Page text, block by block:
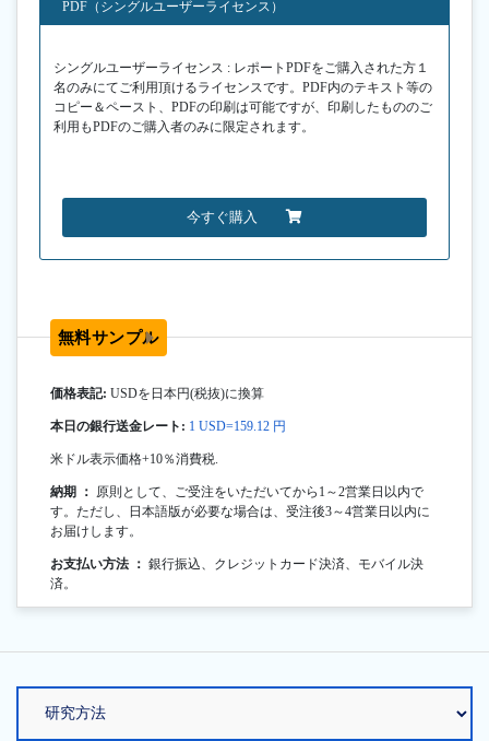
PDF（シングルユーザーライセンス）
シングルユーザーライセンス : レポートPDFをご購入された方１
名のみにてご利用頂けるライセンスです。PDF内のテキスト等の
コピー＆ペースト、PDFの印刷は可能ですが、印刷したもののご
利用もPDFのご購入者のみに限定されます。
今すぐ購入
無料サンプル
価格表記: USDを日本円(税抜)に換算
本日の銀行送金レート: 1 USD=159.12 円
米ドル表示価格+10％消費税.
納期 ： 原則として、ご受注をいただいてから1～2営業日以内で
す。ただし、日本語版が必要な場合は、受注後3～4営業日以内に
お届けします。
お支払い方法 ： 銀行振込、クレジットカード決済、モバイル決
済。